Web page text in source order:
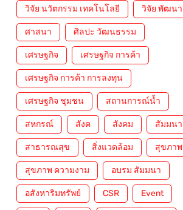
วิจัย นวัตกรรม เทคโนโลยี วิจัย พัฒนา
ศาสนา ศิลปะ วัฒนธรรม
เศรษฐกิจ เศรษฐกิจ การค้า
เศรษฐกิจ การค้า การลงทุน
เศรษฐกิจ ชุมชน สถานการณ์น้ำ
สหกรณ์ สังค สังคม สัมมนา
สาธารณสุข สิ่งแวดล้อม สุขภาพ
สุขภาพ ความงาม อบรม สัมมนา
อสังหาริมทรัพย์ CSR Event